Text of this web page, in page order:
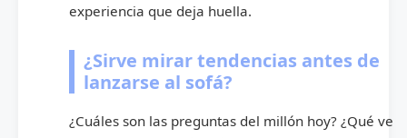
experiencia que deja huella.
¿Sirve mirar tendencias antes de
lanzarse al sofá?
¿Cuáles son las preguntas del millón hoy? ¿Qué ve